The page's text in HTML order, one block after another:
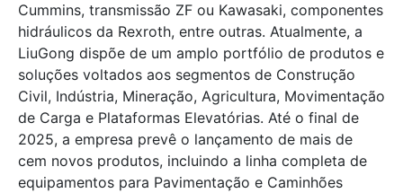
Cummins, transmissão ZF ou Kawasaki, componentes
hidráulicos da Rexroth, entre outras. Atualmente, a
LiuGong dispõe de um amplo portfólio de produtos e
soluções voltados aos segmentos de Construção
Civil, Indústria, Mineração, Agricultura, Movimentação
de Carga e Plataformas Elevatórias. Até o final de
2025, a empresa prevê o lançamento de mais de
cem novos produtos, incluindo a linha completa de
equipamentos para Pavimentação e Caminhões